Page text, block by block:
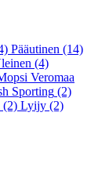
Pääutinen (14)
(4)
Veromaa
Sporting (2)
(2) Lyijy (2)